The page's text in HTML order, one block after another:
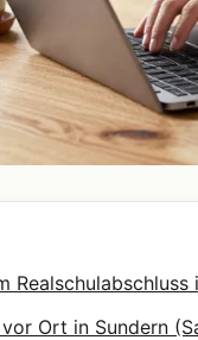
Realschulabschluss
Ort in Sundern